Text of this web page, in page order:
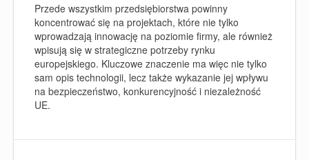
Przede wszystkim przedsiębiorstwa powinny
koncentrować się na projektach, które nie tylko
wprowadzają innowację na poziomie firmy, ale również
wpisują się w strategiczne potrzeby rynku
europejskiego. Kluczowe znaczenie ma więc nie tylko
sam opis technologii, lecz także wykazanie jej wpływu
na bezpieczeństwo, konkurencyjność i niezależność
UE.